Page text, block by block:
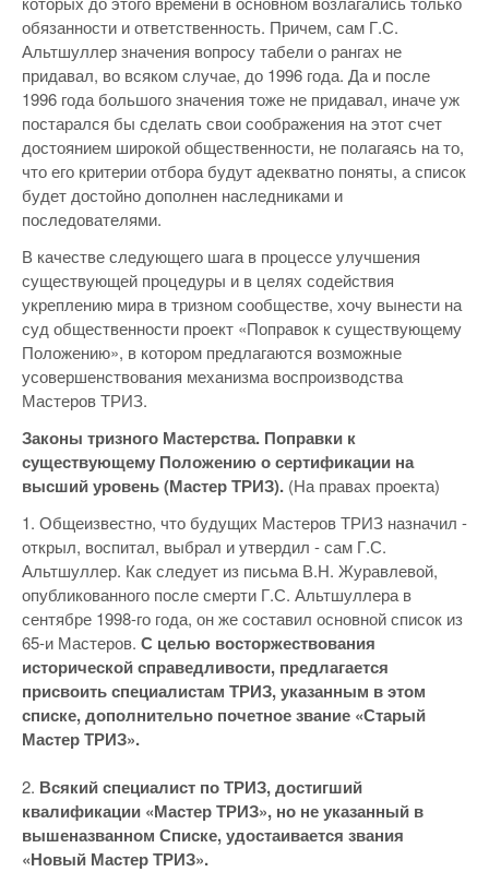
обязанности и ответственность. Причем, сам Г.С.
Альтшуллер значения вопросу табели о рангах не
придавал, во всяком случае, до 1996 года. Да и после
1996 года большого значения тоже не придавал, иначе уж
постарался бы сделать свои соображения на этот счет
достоянием широкой общественности, не полагаясь на то,
что его критерии отбора будут адекватно поняты, а список
будет достойно дополнен наследниками и
последователями.
В качестве следующего шага в процессе улучшения
существующей процедуры и в целях содействия
укреплению мира в тризном сообществе, хочу вынести на
суд общественности проект «Поправок к существующему
Положению», в котором предлагаются возможные
усовершенствования механизма воспроизводства
Мастеров ТРИЗ.
Законы тризного Мастерства. Поправки к
существующему Положению о сертификации на
высший уровень (Мастер ТРИЗ). (На правах проекта)
1. Общеизвестно, что будущих Мастеров ТРИЗ назначил -
открыл, воспитал, выбрал и утвердил - сам Г.С.
Альтшуллер. Как следует из письма В.Н. Журавлевой,
опубликованного после смерти Г.С. Альтшуллера в
сентябре 1998-го года, он же составил основной список из
65-и Мастеров. С целью восторжествования
исторической справедливости, предлагается
присвоить специалистам ТРИЗ, указанным в этом
списке, дополнительно почетное звание «Старый
Мастер ТРИЗ».
2. Всякий специалист по ТРИЗ, достигший
квалификации «Мастер ТРИЗ», но не указанный в
вышеназванном Списке, удостаивается звания
«Новый Мастер ТРИЗ».